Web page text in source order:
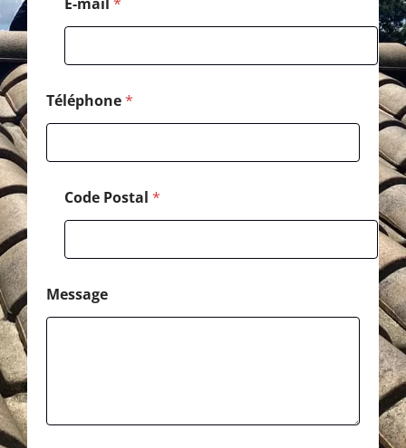
Téléphone*
Code Postal *
Message